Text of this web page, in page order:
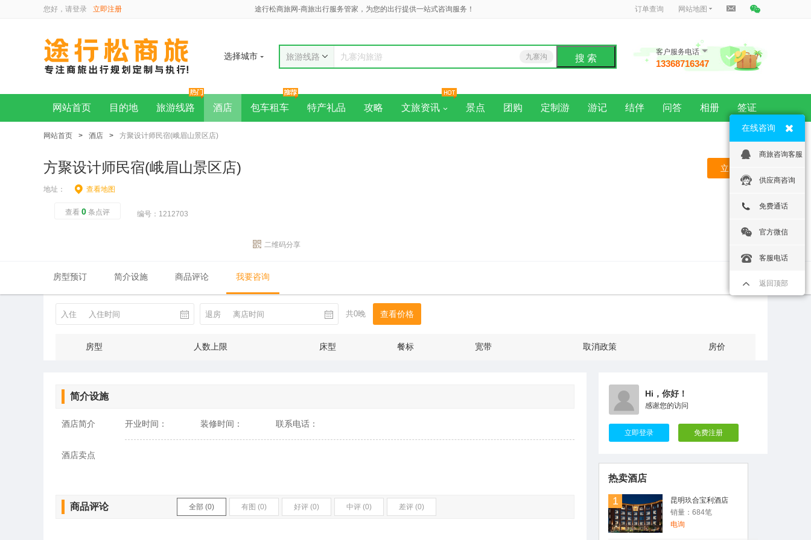
您好，请登录 立即注册 途行松商旅网-商旅出行服务管家，为您的出行提供一站式咨询服务！ 订单查询 网站地图
选择城市 旅游线路 搜 索
九寨沟
九寨沟旅游
黄龙
客户服务电话
13368716347
网站首页 目的地 旅游线路 酒店 包车租车 特产礼品 攻略 文旅资讯 景点 团购 定制游 游记 结伴 问答 相册 签证
网站首页 > 酒店 > 方聚设计师民宿(峨眉山景区店)
方聚设计师民宿(峨眉山景区店)
地址： 查看地图
查看 0 条点评 编号：1212703
立即预订
二维码分享
房型预订 简介设施 商品评论 我要咨询
入住时间
入住 离店时间
退房 共0晚 查看价格
房型 人数上限 床型 餐标 宽带 取消政策 房价
简介设施
酒店简介 开业时间： 装修时间： 联系电话：
酒店卖点
商品评论 全部 (0) 有图 (0) 好评 (0) 中评 (0) 差评 (0)
Hi，你好！
感谢您的访问
立即登录 免费注册
热卖酒店
1
昆明玖合宝利酒店
销量：684笔
电询
在线咨询
商旅咨询客服
供应商咨询
免费通话
官方微信
客服电话
返回顶部